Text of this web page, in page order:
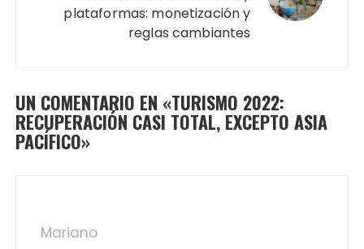
plataformas: monetización y
reglas cambiantes
UN COMENTARIO EN «TURISMO 2022:
RECUPERACIÓN CASI TOTAL, EXCEPTO ASIA
PACÍFICO»
Mariano